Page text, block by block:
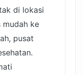
di lokasi
mudah ke
pusat